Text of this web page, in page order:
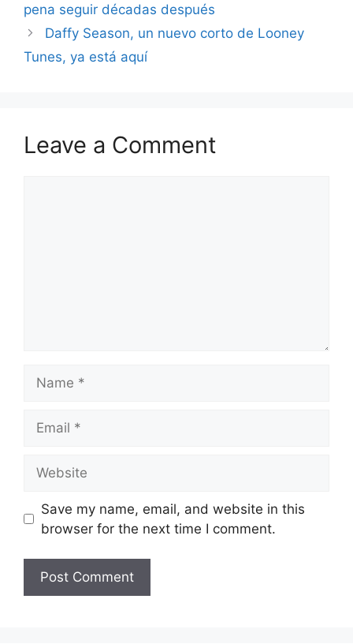
pena seguir décadas después
Daffy Season, un nuevo corto de Looney
Tunes, ya está aquí
Leave a Comment
Save my name, email, and website in this
browser for the next time I comment.